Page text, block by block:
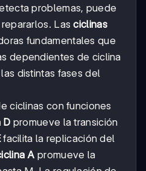
problemas, puede
Lasciclinas
fundamentales que
dependientes de ciclina
distintas fases del
ciclinas con funciones
D promueve la transición
facilita la replicación del
A promueve la